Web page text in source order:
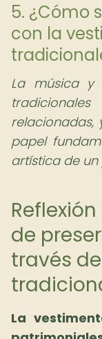
5. ¿Cómo
con la
La música y
relacionadas,
papel
artística de un
de
través
La